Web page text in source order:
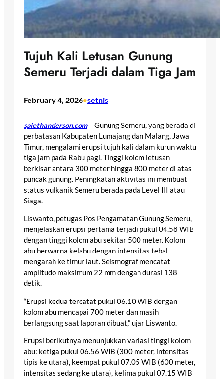
Tujuh Kali Letusan Gunung
Semeru Terjadi dalam Tiga Jam
February 4, 2026•setnis
spiethanderson.com– Gunung Semeru, yang berada di
perbatasan Kabupaten Lumajang dan Malang, Jawa
Timur, mengalami erupsi tujuh kali dalam kurun waktu
tiga jam pada Rabu pagi. Tinggi kolom letusan
berkisar antara 300 meter hingga 800 meter di atas
puncak gunung. Peningkatan aktivitas ini membuat
status vulkanik Semeru berada pada Level III atau
Siaga.
Liswanto, petugas Pos Pengamatan Gunung Semeru,
menjelaskan erupsi pertama terjadi pukul 04.58 WIB
dengan tinggi kolom abu sekitar 500 meter. Kolom
abu berwarna kelabu dengan intensitas tebal
mengarah ke timur laut. Seismograf mencatat
amplitudo maksimum 22 mm dengan durasi 138
detik.
“Erupsi kedua tercatat pukul 06.10 WIB dengan
kolom abu mencapai 700 meter dan masih
berlangsung saat laporan dibuat,” ujar Liswanto.
Erupsi berikutnya menunjukkan variasi tinggi kolom
abu: ketiga pukul 06.56 WIB (300 meter, intensitas
tipis ke utara), keempat pukul 07.05 WIB (600 meter,
intensitas sedang ke utara), kelima pukul 07.15 WIB